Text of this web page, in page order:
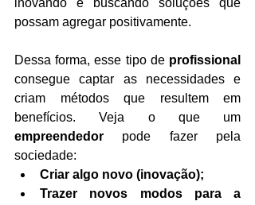
inovando e buscando soluções que
possam agregar positivamente.
Dessa forma, esse tipo de profissional
consegue captar as necessidades e
criam métodos que resultem em
empreendedor pode fazer pela
sociedade:
Criar algo novo (inovação);
Trazer novos modos para a